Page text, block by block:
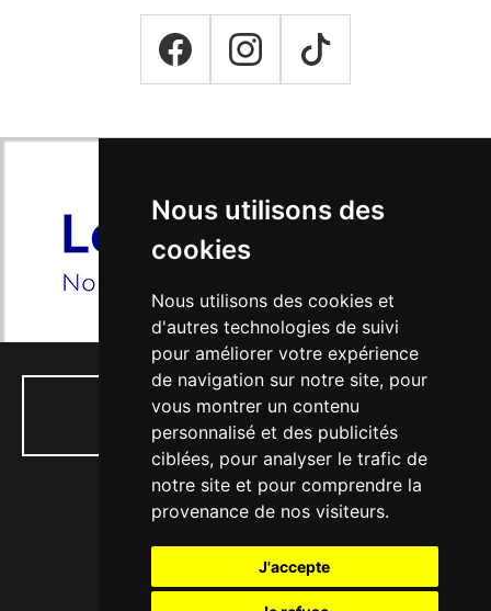
Nous utilisons des
cookies
Nous utilisons des cookies et
d'autres technologies de suivi
pour améliorer votre expérience
de navigation sur notre site, pour
vous montrer un contenu
personnalisé et des publicités
ciblées, pour analyser le trafic de
notre site et pour comprendre la
provenance de nos visiteurs.
J'accepte
01 34 74 04 53
77, rue Paul Doumer - 56, Bd Victor Hugo
78130 LES MUREAUX